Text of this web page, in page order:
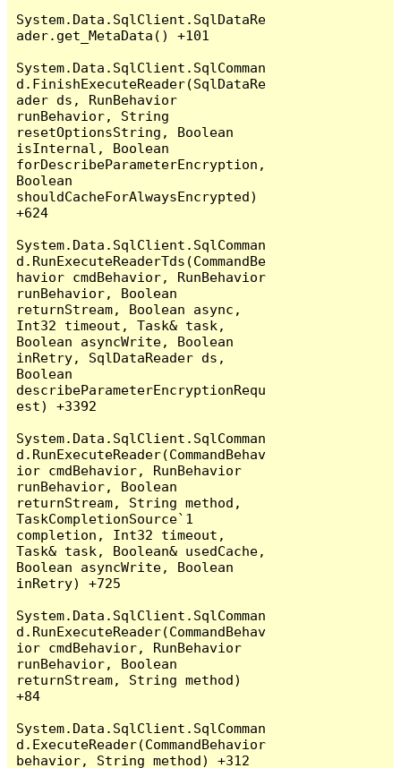
System.Data.SqlClient.SqlDataRe
ader.get_MetaData() +101
System.Data.SqlClient.SqlComman
d.FinishExecuteReader(SqlDataRe
ader ds, RunBehavior
runBehavior, String
resetOptionsString, Boolean
isInternal, Boolean
forDescribeParameterEncryption,
Boolean
shouldCacheForAlwaysEncrypted)
+624
System.Data.SqlClient.SqlComman
d.RunExecuteReaderTds(CommandBe
havior cmdBehavior, RunBehavior
runBehavior, Boolean
returnStream, Boolean async,
Int32 timeout, Task& task,
Boolean asyncWrite, Boolean
inRetry, SqlDataReader ds,
Boolean
describeParameterEncryptionRequ
est) +3392
System.Data.SqlClient.SqlComman
d.RunExecuteReader(CommandBehav
ior cmdBehavior, RunBehavior
runBehavior, Boolean
returnStream, String method,
TaskCompletionSource`1
completion, Int32 timeout,
Task& task, Boolean& usedCache,
Boolean asyncWrite, Boolean
inRetry) +725
System.Data.SqlClient.SqlComman
d.RunExecuteReader(CommandBehav
ior cmdBehavior, RunBehavior
runBehavior, Boolean
returnStream, String method)
+84
System.Data.SqlClient.SqlComman
d.ExecuteReader(CommandBehavior
behavior, String method) +312